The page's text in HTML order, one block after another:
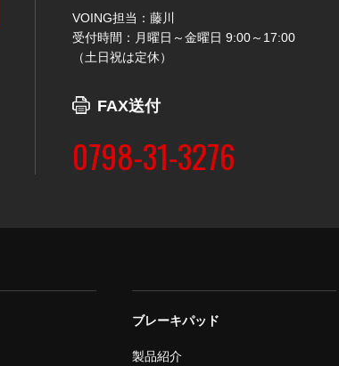
VOING担当：藤川
受付時間：月曜日～金曜日 9:00～17:00
（土日祝は定休）
FAX送付
0798-31-3276
ブレーキパッド
製品紹介